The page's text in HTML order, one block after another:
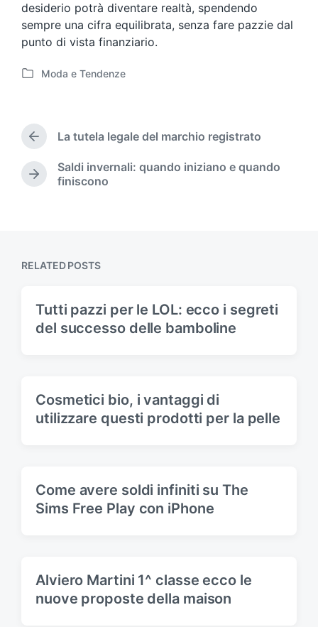
desiderio potrà diventare realtà, spendendo
sempre una cifra equilibrata, senza fare pazzie dal
punto di vista finanziario.
P
e
i
n
Moda e Tendenze
P
e
v
o
La tutela legale del marchio registrato
N
s
Saldi invernali: quando iniziano e quando
finiscono
RELATED POSTS
Tutti pazzi per le LOL: ecco i segreti
del successo delle bamboline
Cosmetici bio, i vantaggi di
utilizzare questi prodotti per la pelle
Come avere soldi infiniti su The
Sims Free Play con iPhone
Alviero Martini 1^ classe ecco le
nuove proposte della maison